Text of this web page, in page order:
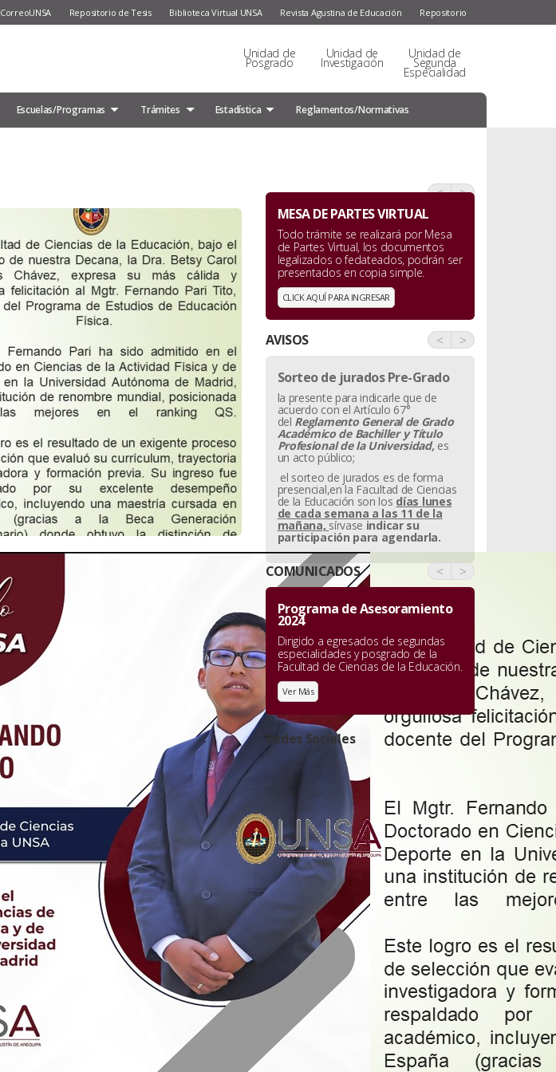
CorreoUNSA Repositorio de Tesis Biblioteca Virtual UNSA Revista Agustina de Educación Repositorio
Unidad de
Posgrado
Unidad de
Investigación
Unidad de
Segunda
Especialidad
Escuelas/Programas Trámites Estadística Reglamentos/Normativas
< >
MESA DE PARTES VIRTUAL
Todo trámite se realizará por Mesa
de Partes Virtual, los documentos
legalizados o fedateados, podrán ser
presentados en copia simple.
CLICK AQUÍ PARA INGRESAR
AVISOS < >
Sorteo de jurados Pre-Grado
la presente para indicarle que de
acuerdo con el Artículo 67°
del Reglamento General de Grado
Académico de Bachiller yTítulo
Profesional de la Universidad,es
un acto público;
el sorteo de jurados es de forma
presencial,en la Facultad de Ciencias
de la Educación son los días lunes
de cada semana a las 11 de la
mañana, sírvase indicar su
participación para agendarla.
COMUNICADOS < >
Programa de Asesoramiento
2024
Dirigido a egresados de segundas
especialidades y posgrado de la
Facultad de Ciencias de la Educación.
Ver Más
Webinar
estudiantes
“Semilleros
cual se
días:
noviembre
el horario
Redes Sociales